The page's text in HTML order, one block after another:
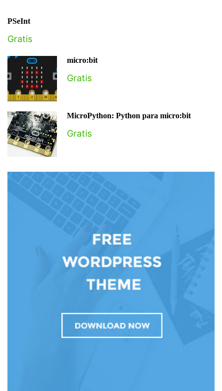
PSeInt
Gratis
micro:bit
Gratis
MicroPython: Python para micro:bit
Gratis